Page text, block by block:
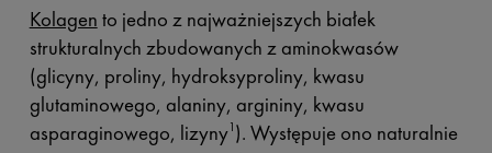
Kolagen to jedno z najważniejszych białek
strukturalnych zbudowanych z aminokwasów
(glicyny, proliny, hydroksyproliny, kwasu
glutaminowego, alaniny, argininy, kwasu
asparaginowego, lizyny1 ). Występuje ono naturalnie